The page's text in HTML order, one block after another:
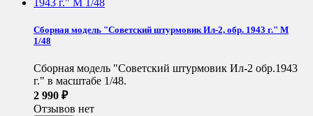
Сборная модель "Советский штурмовик Ил-2, обр. 1943 г." М
1/48
Сборная модель "Советский штурмовик Ил-2 обр.1943
г." в масштабе 1/48.
2 990 ₽
Отзывов нет